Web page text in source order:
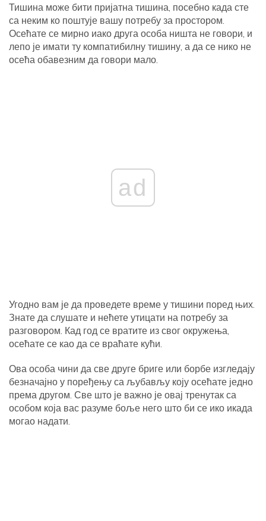
Тишина може бити пријатна тишина, посебно када сте
са неким ко поштује вашу потребу за простором.
Осећате се мирно иако друга особа ништа не говори, и
лепо је имати ту компатибилну тишину, а да се нико не
осећа обавезним да говори мало.
ad
Угодно вам је да проведете време у тишини поред њих.
Знате да слушате и нећете утицати на потребу за
разговором. Кад год се вратите из свог окружења,
осећате се као да се враћате кући.
Ова особа чини да све друге бриге или борбе изгледају
безначајно у поређењу са љубављу коју осећате једно
према другом. Све што је важно је овај тренутак са
особом која вас разуме боље него што би се ико икада
могао надати.